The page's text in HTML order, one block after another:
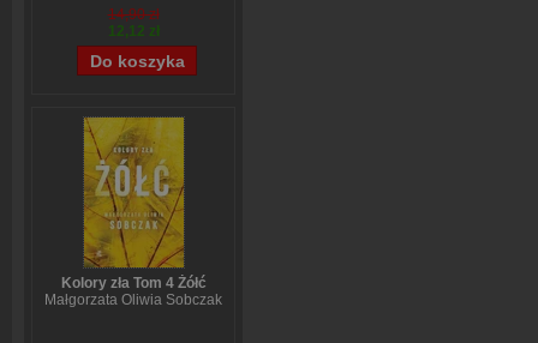
14,90 zł
12,12 zł
Kolory zła Tom 4 Żółć
Małgorzata Oliwia Sobczak